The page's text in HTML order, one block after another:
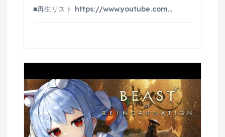
■再生リスト https://www.youtube.com…